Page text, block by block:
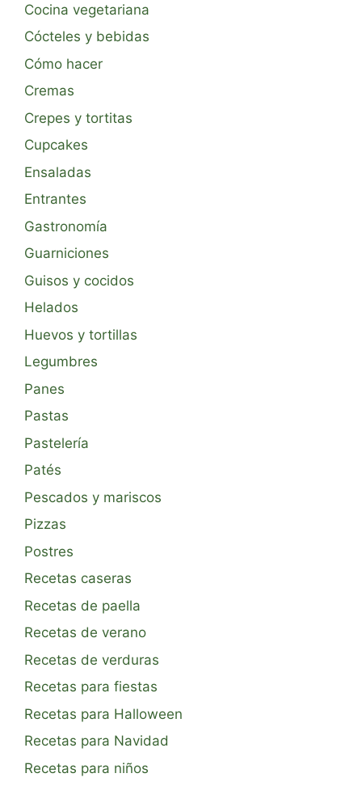
Cocina vegetariana
Cócteles y bebidas
Cómo hacer
Cremas
Crepes y tortitas
Cupcakes
Ensaladas
Entrantes
Gastronomía
Guarniciones
Guisos y cocidos
Helados
Huevos y tortillas
Legumbres
Panes
Pastas
Pastelería
Patés
Pescados y mariscos
Pizzas
Postres
Recetas caseras
Recetas de paella
Recetas de verano
Recetas de verduras
Recetas para fiestas
Recetas para Halloween
Recetas para Navidad
Recetas para niños